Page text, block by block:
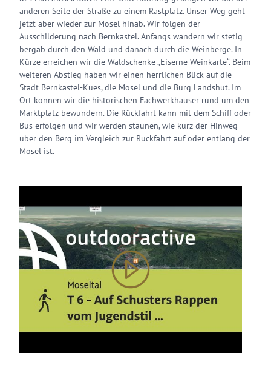
anderen Seite der Straße zu einem Rastplatz. Unser Weg geht
jetzt aber wieder zur Mosel hinab. Wir folgen der
Ausschilderung nach Bernkastel. Anfangs wandern wir stetig
bergab durch den Wald und danach durch die Weinberge. In
Kürze erreichen wir die Waldschenke „Eiserne Weinkarte“. Beim
weiteren Abstieg haben wir einen herrlichen Blick auf die
Stadt Bernkastel-Kues, die Mosel und die Burg Landshut. Im
Ort können wir die historischen Fachwerkhäuser rund um den
Marktplatz bewundern. Die Rückfahrt kann mit dem Schiff oder
Bus erfolgen und wir werden staunen, wie kurz der Hinweg
über den Berg im Vergleich zur Rückfahrt auf oder entlang der
Mosel ist.